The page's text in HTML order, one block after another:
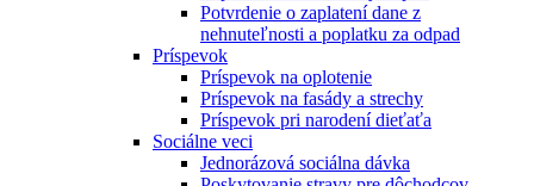
Potvrdenie o zaplatení dane z
nehnuteľnosti a poplatku za odpad
Príspevok
Príspevok na oplotenie
Príspevok na fasády a strechy
Príspevok pri narodení dieťaťa
Sociálne veci
Jednorázová sociálna dávka